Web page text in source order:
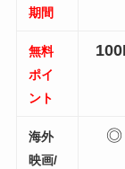
期間
無料
ポイ
ント
海外
映画/
◎